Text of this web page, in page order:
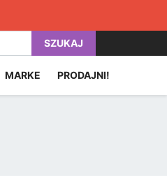
SZUKAJ
MARKE PRODAJNI!